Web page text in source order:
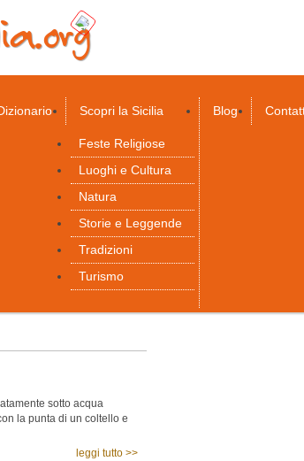
Scopri la Sicilia
Feste Religiose
Luoghi e Cultura
Natura
Storie e Leggende
Tradizioni
Turismo
Blog
sotto acqua
la punta di un coltello e
leggi tutto >>